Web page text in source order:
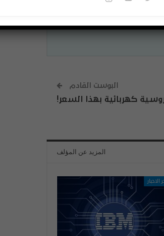
البوست القادم
كهربائية بهذا السعر!
المزيد عن المؤلف
الاخبار